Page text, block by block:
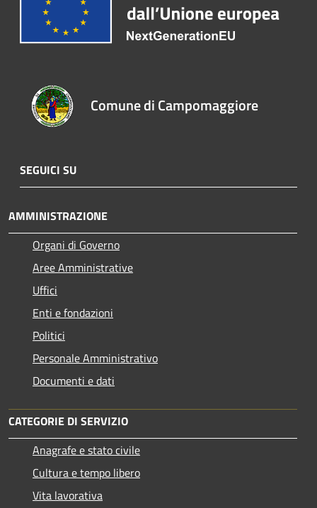
Comune di Campomaggiore
SEGUICI SU
AMMINISTRAZIONE
Organi di Governo
Aree Amministrative
Uffici
Enti e fondazioni
Politici
Personale Amministrativo
Documenti e dati
CATEGORIE DI SERVIZIO
Anagrafe e stato civile
Cultura e tempo libero
Vita lavorativa